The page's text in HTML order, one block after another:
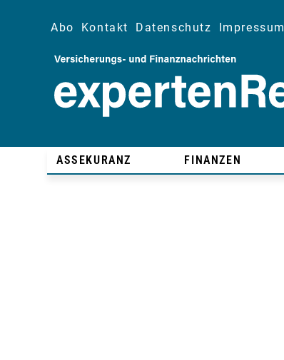
Abo Kontakt Datenschutz Impressum
ASSEKURANZ FINANZEN